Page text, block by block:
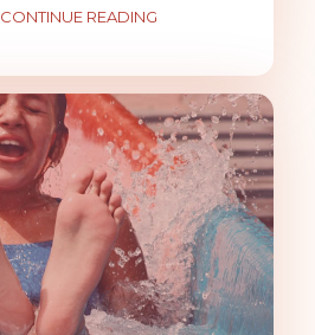
CONTINUE READING